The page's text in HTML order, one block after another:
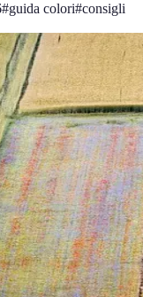
#guida colori#consigli